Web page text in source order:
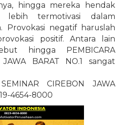
hingga mereka hendak
termotivasi dalam
Provokasi negatif haruslah
positif. Antara lain
hingga PEMBICARA
BARAT NO.1 sangat
CIREBON JAWA
4654-8000